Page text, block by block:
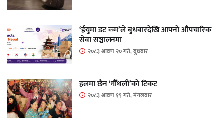
‘ईयुमा डट कम’ले बुधबारदेखि आफ्नो औपचारिक
सेवा सञ्चालनमा
२०८३ श्रावण २० गते, बुधबार
हलमा छैन ‘गौँथली’को टिकट
२०८३ श्रावण १९ गते, मंगलवार